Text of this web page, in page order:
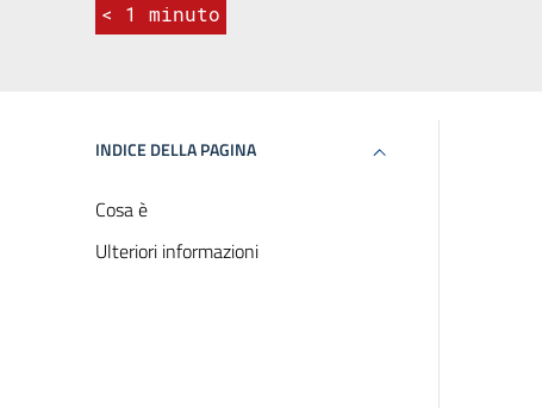
< 1 minuto
INDICE DELLA PAGINA
Cosa è
Ulteriori informazioni